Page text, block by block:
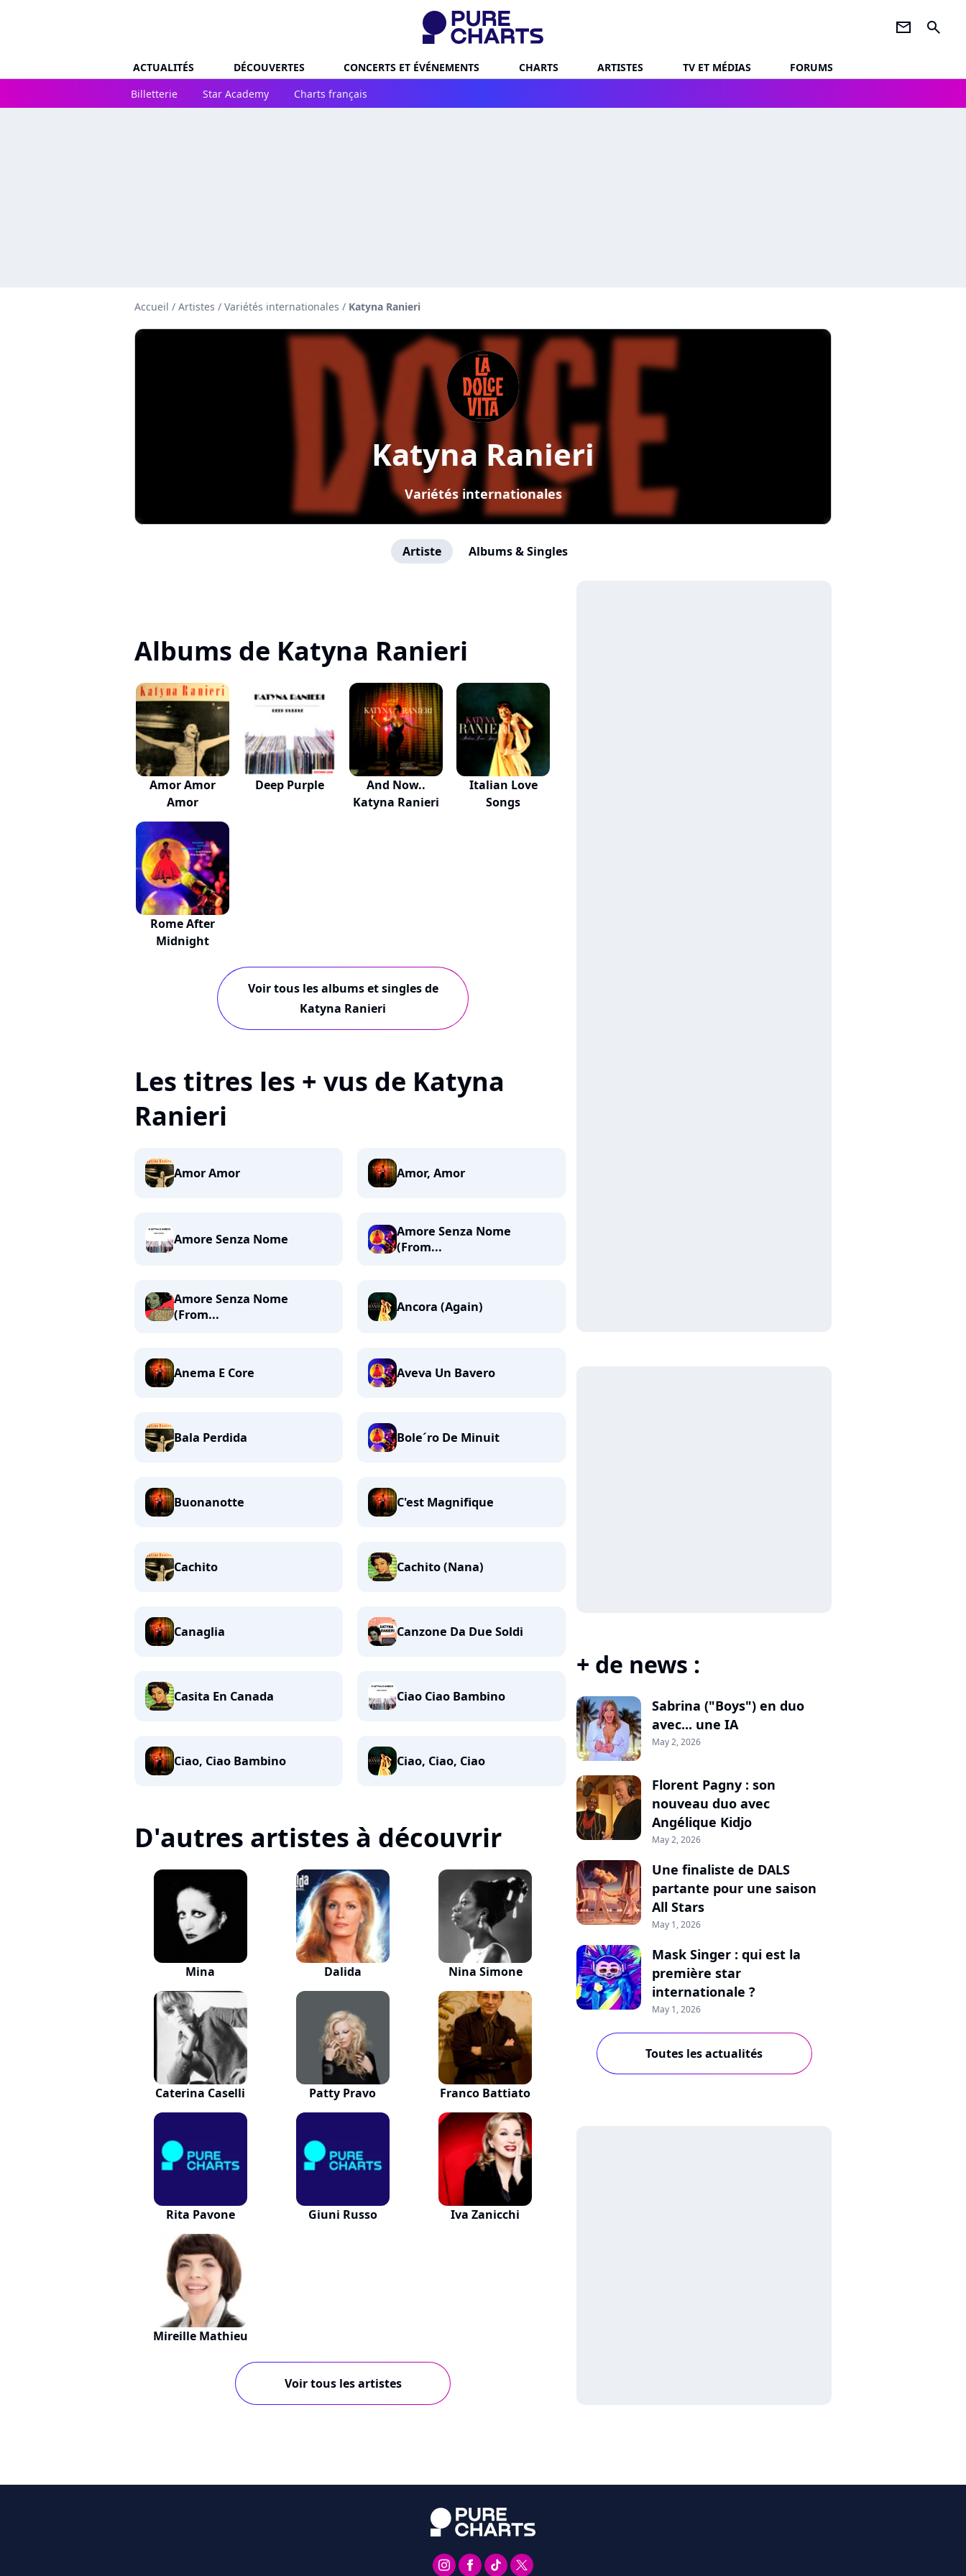
newsletter search
ACTUALITÉS DÉCOUVERTES CONCERTS ET ÉVÉNEMENTS CHARTS ARTISTES TV ET MÉDIAS
FORUMS
Billetterie
Star Academy Charts français
Accueil / Artistes / Variétés internationales / Katyna Ranieri
Katyna Ranieri
Variétés internationales
Artiste Albums & Singles
Albums de Katyna Ranieri
Amor Amor
Amor
Deep Purple
And Now..
Katyna Ranieri
Italian Love
Songs
Rome After
Midnight
Voir tous les albums et singles de
Katyna Ranieri
Les titres les + vus de Katyna
Ranieri
Amor Amor Amor, Amor
Amore Senza Nome
Amore Senza Nome
(From...
Amore Senza Nome
(From...
Ancora (Again)
Anema E Core Aveva Un Bavero
Bala Perdida Bole´ro De Minuit
Buonanotte C'est Magnifique
Cachito Cachito (Nana)
Canaglia Canzone Da Due Soldi
Casita En Canada Ciao Ciao Bambino
Ciao, Ciao Bambino Ciao, Ciao, Ciao
D'autres artistes à découvrir
Mina Dalida Nina Simone
Caterina Caselli Patty Pravo Franco Battiato
Rita Pavone Giuni Russo Iva Zanicchi
Mireille Mathieu
Voir tous les artistes
+ de news :
Sabrina ("Boys") en duo
avec... une IA
May 2, 2026
Florent Pagny : son
nouveau duo avec
Angélique Kidjo
May 2, 2026
Une finaliste de DALS
partante pour une saison
All Stars
May 1, 2026
Mask Singer : qui est la
première star
internationale ?
May 1, 2026
Toutes les actualités